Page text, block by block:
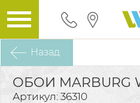
Назад
ОБОИ MARBURG
Артикул: 36310